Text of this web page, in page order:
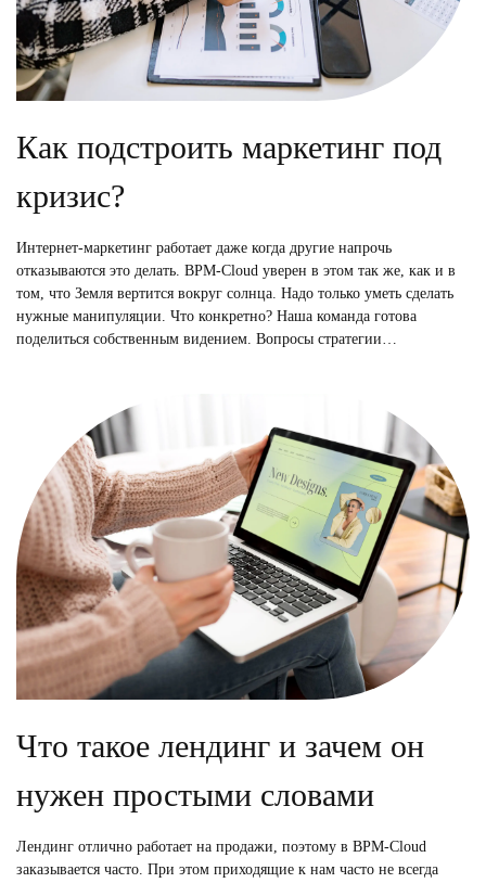
Как подстроить маркетинг под
кризис?
Интернет-маркетинг работает даже когда другие напрочь
отказываются это делать. BPM-Cloud уверен в этом так же, как и в
том, что Земля вертится вокруг солнца. Надо только уметь сделать
нужные манипуляции. Что конкретно? Наша команда готова
поделиться собственным видением. Вопросы стратегии…
Что такое лендинг и зачем он
нужен простыми словами
Лендинг отлично работает на продажи, поэтому в BPM-Cloud
заказывается часто. При этом приходящие к нам часто не всегда